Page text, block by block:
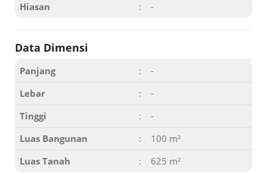
Hiasan
: -
Data Dimensi
Panjang :
-
Lebar
:
-
Tinggi
:
-
Luas Bangunan
:
100 m²
Luas Tanah
: 625 m²